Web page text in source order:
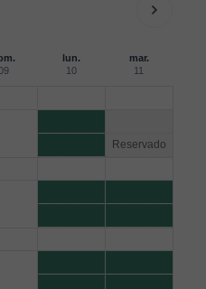
lun.
10
mar.
11
Reservado